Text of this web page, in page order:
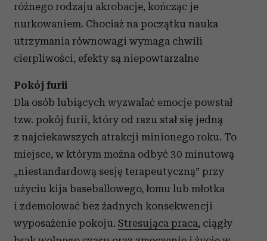
różnego rodzaju akrobacje, kończąc je
nurkowaniem. Chociaż na początku nauka
utrzymania równowagi wymaga chwili
cierpliwości, efekty są niepowtarzalne
Pokój furii
Dla osób lubiących wyzwalać emocje powstał
tzw. pokój furii, który od razu stał się jedną
z najciekawszych atrakcji minionego roku. To
miejsce, w którym można odbyć 30 minutową
„niestandardową sesję terapeutyczną” przy
użyciu kija baseballowego, łomu lub młotka
i zdemolować bez żadnych konsekwencji
wyposażenie pokoju. Stresująca praca, ciągły